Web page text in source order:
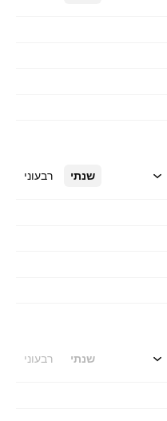
שנתי רבעוני
שנתי רבעוני